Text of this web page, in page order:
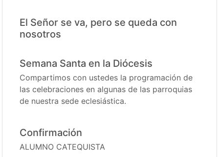
El Señor se va, pero se queda con
nosotros
Semana Santa en la Diócesis
Compartimos con ustedes la programación de
las celebraciones en algunas de las parroquias
de nuestra sede eclesiástica.
Confirmación
ALUMNO CATEQUISTA